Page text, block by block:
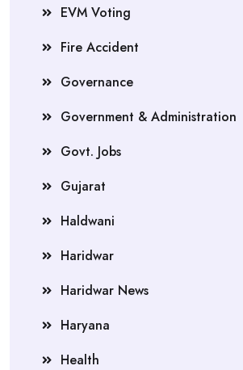
EVM Voting
Fire Accident
Governance
Government & Administration
Govt. Jobs
Gujarat
Haldwani
Haridwar
Haridwar News
Haryana
Health